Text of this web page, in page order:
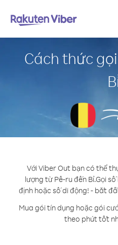
Cách thức
Với Viber Out bạn có thể
lượng từ Pê-ru đến Bỉ.Gọi
định hoặc số di động! - bắt
Mua gói tín dụng hoặc gói
theo phút tốt